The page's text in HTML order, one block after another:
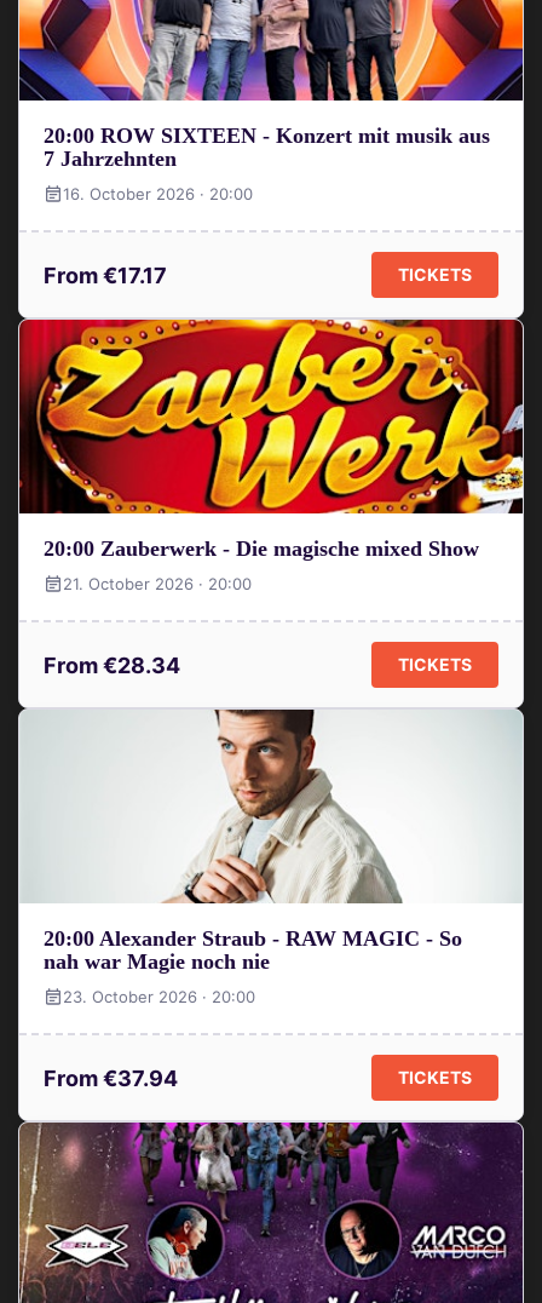
20:00 ROW SIXTEEN - Konzert mit musik aus
7 Jahrzehnten
16. October 2026 · 20:00
From €17.17 TICKETS
20:00 Zauberwerk - Die magische mixed Show
21. October 2026 · 20:00
From €28.34 TICKETS
20:00 Alexander Straub - RAW MAGIC - So
nah war Magie noch nie
23. October 2026 · 20:00
From €37.94 TICKETS